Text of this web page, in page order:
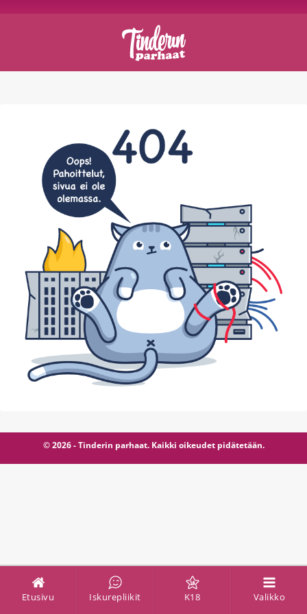
Etusivu Iskurepliikit K18 Valikko
© 2026 - Tinderin parhaat. Kaikki oikeudet pidätetään.